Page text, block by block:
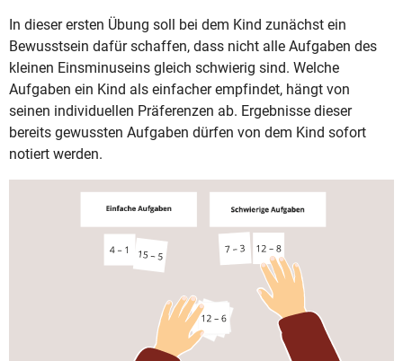
In dieser ersten Übung soll bei dem Kind zunächst ein
Bewusstsein dafür schaffen, dass nicht alle Aufgaben des
kleinen Einsminuseins gleich schwierig sind. Welche
Aufgaben ein Kind als einfacher empfindet, hängt von
seinen individuellen Präferenzen ab. Ergebnisse dieser
bereits gewussten Aufgaben dürfen von dem Kind sofort
notiert werden.